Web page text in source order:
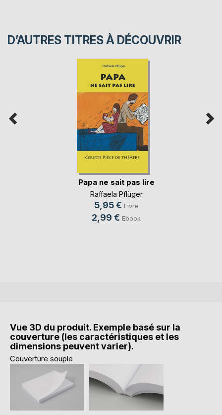
D’AUTRES TITRES À DÉCOUVRIR
Papa ne sait pas lire
Raffaela Pflüger
5,95 € Livre
2,99 € Ebook
Vue 3D du produit. Exemple basé sur la
couverture (les caractéristiques et les
dimensions peuvent varier).
Couverture souple